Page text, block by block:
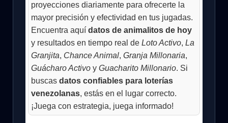
proyecciones diariamente para ofrecerte la
mayor precisión y efectividad en tus jugadas.
Encuentra aquí datos de animalitos de hoy
y resultados en tiempo real de Loto Activo, La
Granjita, Chance Animal, Granja Millonaria,
Guácharo Activoy Guacharito Millonario. Si
buscas datos confiables para loterías
venezolanas, estás en el lugar correcto.
¡Juega con estrategia, juega informado!